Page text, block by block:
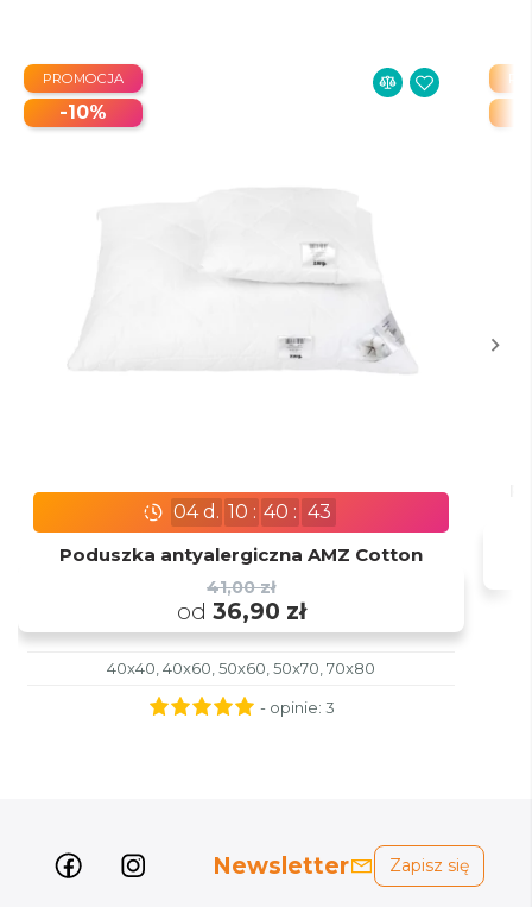
04d. 10 : 40 : 42
Poduszka antyalergiczna AMZ Cotton
41,00 zł
od 36,90 zł
40x40, 40x60, 50x60, 50x70, 70x80
PROMOCJA
-10%
- opinie: 3
Newsletter Zapisz się